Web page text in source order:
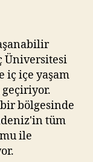
Üniversitesi
iç içe yaşam
geçiriyor.
bölgesinde
tüm
ile